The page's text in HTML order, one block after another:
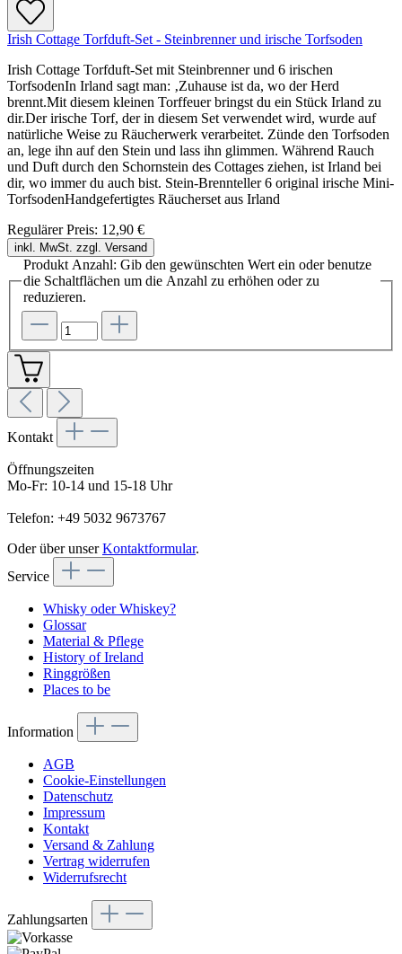
Irish Cottage Torfduft-Set - Steinbrenner und irische Torfsoden
Irish Cottage Torfduft-Set mit Steinbrenner und 6 irischen
TorfsodenIn Irland sagt man: ‚Zuhause ist da, wo der Herd
brennt.Mit diesem kleinen Torffeuer bringst du ein Stück Irland zu
dir.Der irische Torf, der in diesem Set verwendet wird, wurde auf
natürliche Weise zu Räucherwerk verarbeitet. Zünde den Torfsoden
an, lege ihn auf den Stein und lass ihn glimmen. Während Rauch
und Duft durch den Schornstein des Cottages ziehen, ist Irland bei
dir, wo immer du auch bist. Stein-Brennteller 6 original irische Mini-
TorfsodenHandgefertigtes Räucherset aus Irland
Regulärer Preis: 12,90 €
inkl. MwSt. zzgl. Versand
Produkt Anzahl: Gib den gewünschten Wert ein oder benutze
die Schaltflächen um die Anzahl zu erhöhen oder zu
reduzieren.
Kontakt
Öffnungszeiten
Mo-Fr: 10-14 und 15-18 Uhr
Telefon: +49 5032 9673767
Oder über unserKontaktformular.
Service
Whisky oder Whiskey?
Glossar
Material & Pflege
History of Ireland
Ringgrößen
Places to be
Information
AGB
Cookie-Einstellungen
Datenschutz
Impressum
Kontakt
Versand & Zahlung
Vertrag widerrufen
Widerrufsrecht
Zahlungsarten